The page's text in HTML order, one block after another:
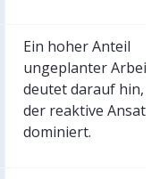
Ein hoher Anteil
ungeplanter
deutet darauf hin,
der reaktive Ansatz
dominiert.